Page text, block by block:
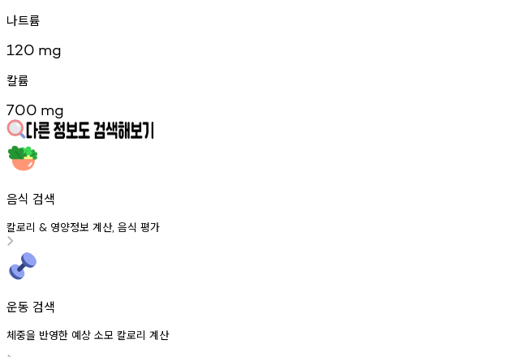
나트륨
120 mg
칼륨
700 mg
음식 검색
칼로리 & 영양정보 계산, 음식 평가
운동 검색
체중을 반영한 예상 소모 칼로리 계산